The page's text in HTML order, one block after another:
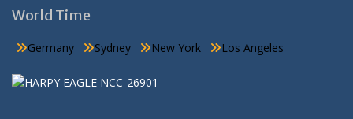
World Time
Germany Sydney New York Los Angeles